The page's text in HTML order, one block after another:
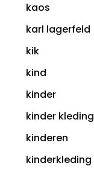
kaos
karl lagerfeld
kik
kind
kinder
kinder kleding
kinderen
kinderkleding